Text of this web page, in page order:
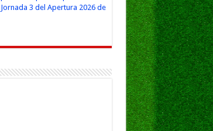
Jornada 3 del Apertura 2026 de